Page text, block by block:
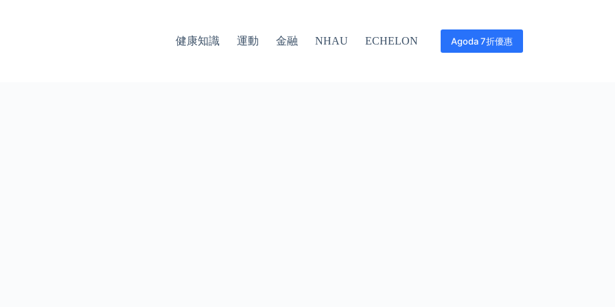
健康知識 運動 金融 NHAU ECHELON Agoda 7折優惠